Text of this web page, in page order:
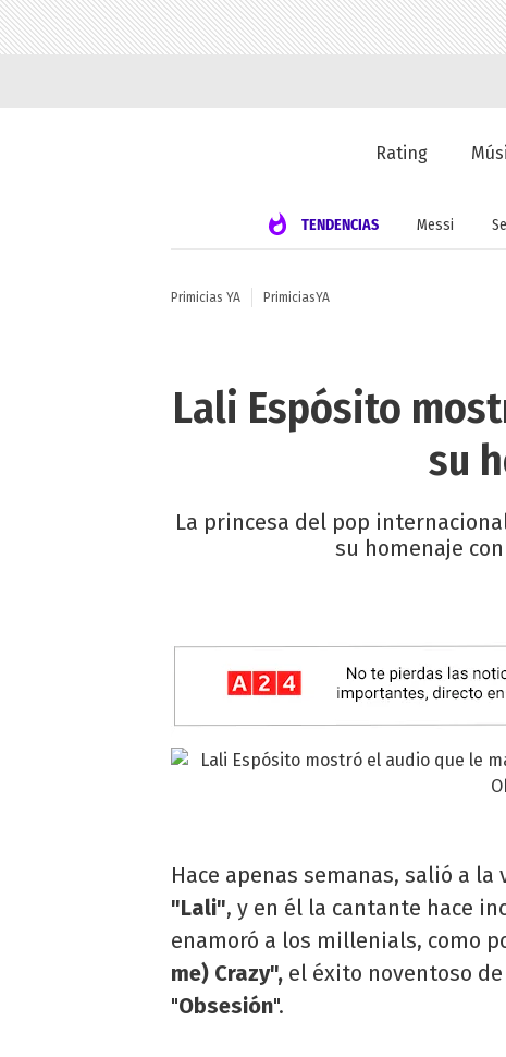
Rating
TENDENCIAS Messi
Primicias YA PrimiciasYA
Lali Espósito
su
La princesa del pop
su homenaje
Hace apenas semanas, salió a
"Lali", y en él la cantante hace
enamoró a los millenials, como
me) Crazy", el éxito noventoso de
"Obsesión".